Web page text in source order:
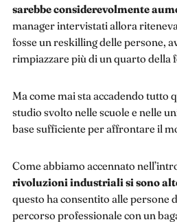
sarebbe considerevolmente
manager intervistati allora
fosse un reskilling delle persone,
rimpiazzare più di un quarto della
Ma come mai sta accadendo tutto
studio svolto nelle scuole e nelle
base sufficiente per affrontare il
Come abbiamo accennato
rivoluzioni industriali si sono
questo ha consentito alle persone
percorso professionale con un